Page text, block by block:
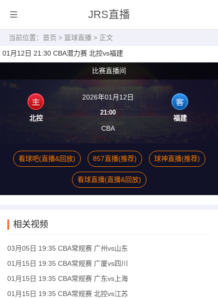
JRS直播
当前位置： 首页 > 篮球直播 > 正文
01月12日 21:30 CBA潜力赛 北控vs福建
比赛直播间
北控
2026年01月12日
21:00
CBA
福建
看球吧(直播&回放) 857直播(推荐) 球神直播(推荐)
看球直播(直播&回放)
相关视频
03月05日 19:35 CBA常规赛 广州vs山东
01月15日 19:35 CBA常规赛 广厦vs四川
01月15日 19:35 CBA常规赛 广东vs上海
01月15日 19:35 CBA常规赛 北控vs江苏